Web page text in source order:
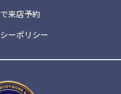
来店予約
ーポリシー